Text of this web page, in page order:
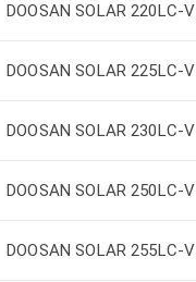
DOOSAN SOLAR 220LC-V
DOOSAN SOLAR 225LC-V
DOOSAN SOLAR 230LC-V
DOOSAN SOLAR 250LC-V
DOOSAN SOLAR 255LC-V